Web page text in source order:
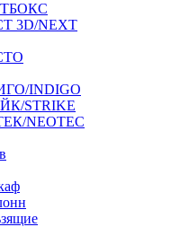
3D/NEXT
INDIGO
STRIKE
NEOTEC